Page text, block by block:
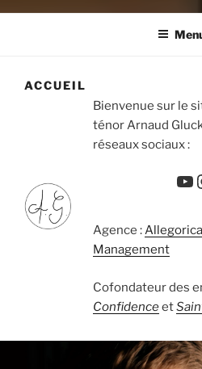
ACCUEIL
Bienvenue sur le
ténor Arnaud
réseaux sociaux :
YouTube
Agence :
Management
Cofondateur des
Confidenceet